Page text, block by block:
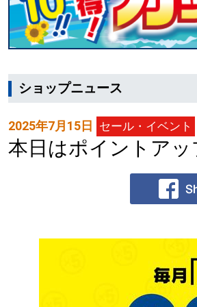
ショップニュース
2025年7月15日 セール・イベント
本日はポイントアッ